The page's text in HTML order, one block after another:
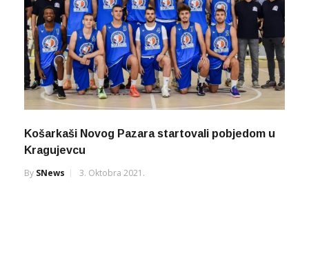
Košarkaši Novog Pazara startovali pobjedom u
Kragujevcu
By SNews 3. Oktobra 2021.